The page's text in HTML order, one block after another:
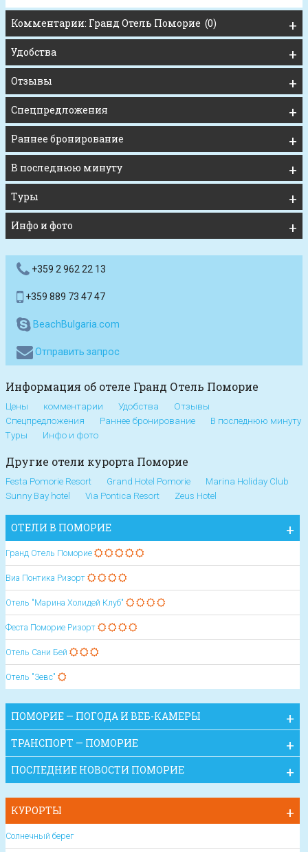
Комментарии: Гранд Отель Поморие (0)
Удобства
Отзывы
Спецпредложения
Раннее бронирование
В последнюю минуту
Туры
Инфо и фото
+359 2 962 22 13
+359 889 73 47 47
BeachBulgaria.com
Отправить запрос
Информация об отеле Гранд Отель Поморие
Цены комментарии Удобства
Отзывы
Спецпредложения
Раннее бронирование
В последнюю минуту
Туры
Инфо и фото
Другие отели курорта Поморие
Festa Pomorie Resort Grand Hotel Pomorie
Marina Holiday Club
Sunny Bay hotel
Via Pontica Resort Zeus Hotel
ОТЕЛИ В ПОМОРИЕ
Гранд Отель Поморие
Виа Понтика Ризорт
Отель "Марина Холидей Клуб"
Феста Поморие Ризорт
Отель Сани Бей
Отель "Зевс"
ПОМОРИЕ — ПОГОДА И ВЕБ-КАМЕРЫ
ТРАНСПОРТ — ПОМОРИЕ
ПОСЛЕДНИЕ НОВОСТИ ПОМОРИЕ
КУРОРТЫ
Солнечный берег